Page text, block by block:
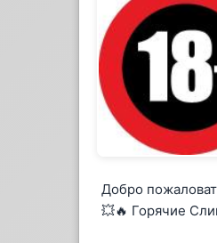
Добро
💥🔥 Горячие